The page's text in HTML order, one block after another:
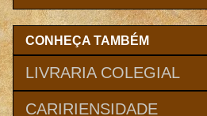
CONHEÇA TAMBÉM
LIVRARIA COLEGIAL
CARIRIENSIDADE